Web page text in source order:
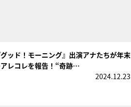
グッド！モーニング』出演アナたちが年末
レコレを報告！“奇跡…
2024.12.23